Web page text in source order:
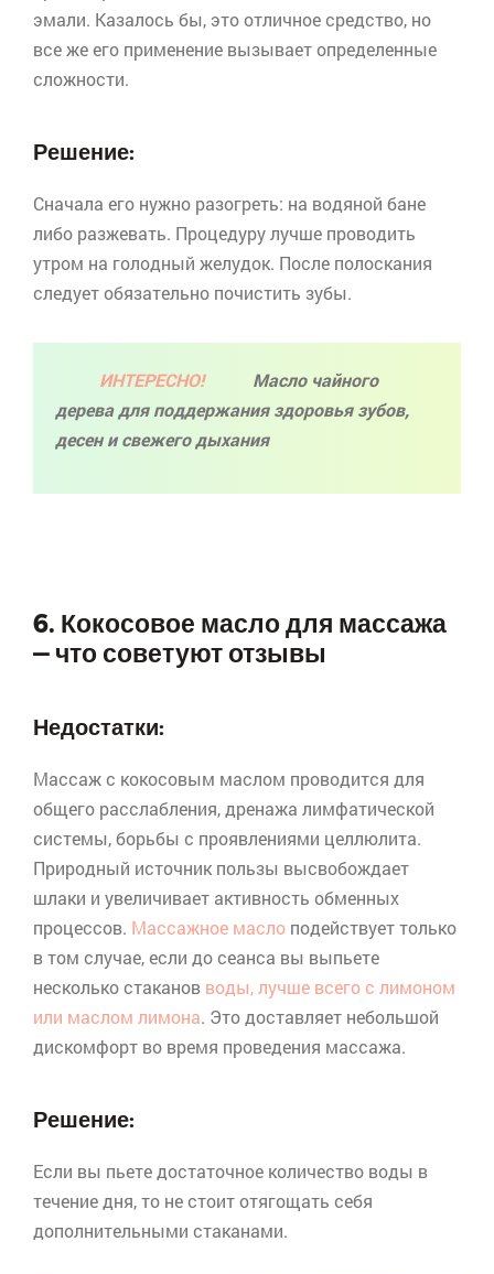
эмали. Казалось бы, это отличное средство, но
все же его применение вызывает определенные
сложности.
Решение:
Сначала его нужно разогреть: на водяной бане
либо разжевать. Процедуру лучше проводить
утром на голодный желудок. После полоскания
следует обязательно почистить зубы.
ИНТЕРЕСНО!
Масло чайного
дерева для поддержания здоровья зубов,
десен и свежего дыхания
6. Кокосовое масло для массажа
— что советуют отзывы
Недостатки:
Массаж с кокосовым маслом проводится для
общего расслабления, дренажа лимфатической
системы, борьбы с проявлениями целлюлита.
Природный источник пользы высвобождает
шлаки и увеличивает активность обменных
процессов. Массажное масло подействует только
в том случае, если до сеанса вы выпьете
несколько стаканов воды, лучше всего с лимоном
или маслом лимона. Это доставляет небольшой
дискомфорт во время проведения массажа.
Решение:
Если вы пьете достаточное количество воды в
течение дня, то не стоит отягощать себя
дополнительными стаканами.